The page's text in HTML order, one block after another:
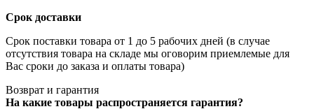
Срок доставки
Срок поставки товара от 1 до 5 рабочих дней (в случае
отсутствия товара на складе мы оговорим приемлемые для
Вас сроки до заказа и оплаты товара)
Возврат и гарантия
На какие товары распространяется гарантия?